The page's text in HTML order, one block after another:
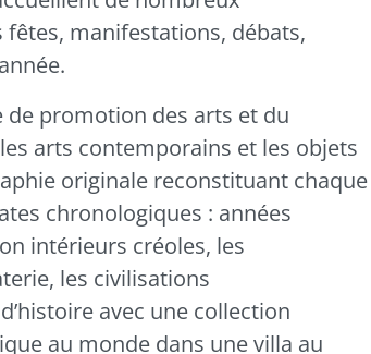
manifestations, débats,
de promotion des arts et du
arts contemporains et les objets
originale reconstituant chaque
chronologiques : années
intérieurs créoles, les
les civilisations
avec une collection
au monde dans une villa au